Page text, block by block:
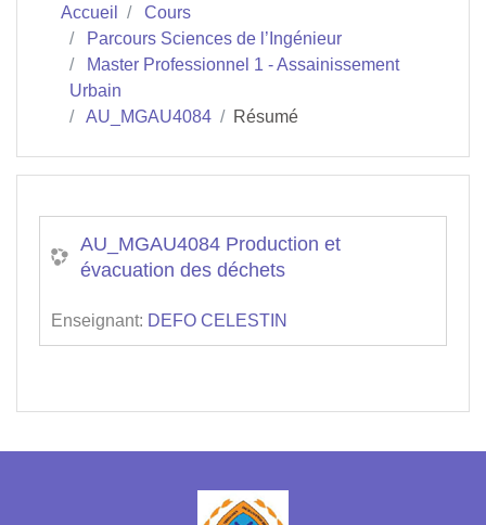
Accueil
Cours
Parcours Sciences de l’Ingénieur
Master Professionnel 1 - Assainissement
Urbain
AU_MGAU4084
Résumé
AU_MGAU4084 Production et
évacuation des déchets
Enseignant: DEFO CELESTIN